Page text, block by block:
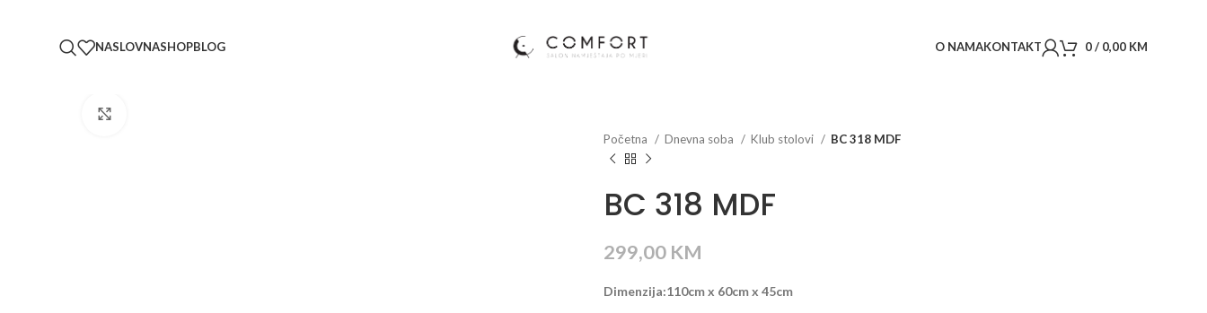
NASLOVNASHOPBLOG O NAMAKONTAKT 0/ 0,00 KM
Početna Dnevna soba Klub stolovi BC 318 MDF
BC 318 MDF
299,00 KM
Dimenzija:110cm x 60cm x 45cm